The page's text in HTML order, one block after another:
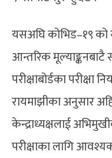
यसअघि कोभिड–१९
आन्तरिक मूल्याङ्कनबाटै
परीक्षाबोर्डका परीक्षा
रायमाझीका अनुसार
केन्द्राध्यक्षलाई
परीक्षाका लागि